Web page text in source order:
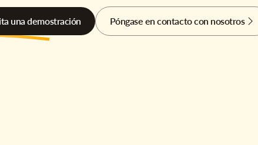
una demostración Póngase en contacto con nosotros